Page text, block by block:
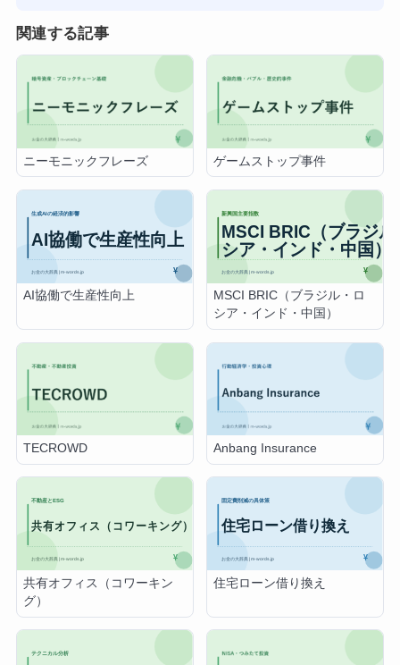
関連する記事
ニーモニックフレーズ ゲームストップ事件
AI協働で生産性向上
MSCI BRIC（ブラジル・ロ
シア・インド・中国）
TECROWD Anbang Insurance
共有オフィス（コワーキン
グ）
住宅ローン借り換え